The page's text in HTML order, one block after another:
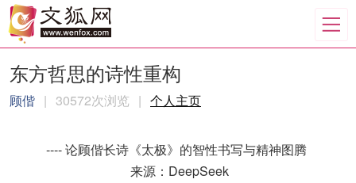
东方哲思的诗性重构
顾偕 | 30572次浏览 | 个人主页
---- 论顾偕长诗《太极》的智性书写与精神图腾
来源：DeepSeek